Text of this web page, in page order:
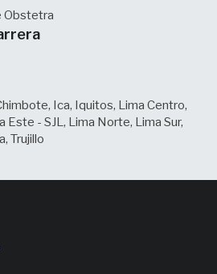
Obstetra
Ica, Iquitos, Lima Centro,
Este - SJL, Lima Norte, Lima Sur,
Trujillo